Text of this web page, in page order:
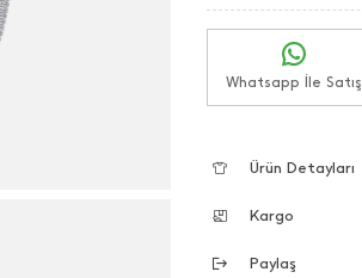
Whatsapp İle Satış
Ürün Detayları
Kargo
Paylaş